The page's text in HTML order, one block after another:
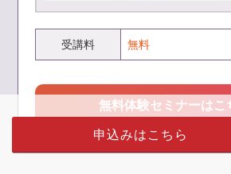
申込みはこちら
15-2-3 ② 時間資産
15-2-4 ③ 人的資産
15-2-5 ④ 社会関係資産
15-2-7 5つの資産バランスを見える化
study 3 自分らしい人生を歩み続ける
15-3-1 お金の教養のゴール｜自分ら
受講料 無料
無料体験セミナーはこ